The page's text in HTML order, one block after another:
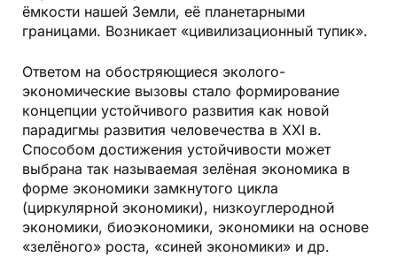
ёмкости нашей Земли, её планетарными
границами. Возникает «цивилизационный тупик».
Ответом на обостряющиеся эколого-
экономические вызовы стало формирование
концепции устойчивого развития как новой
парадигмы развития человечества в ХХI в.
Способом достижения устойчивости может
выбрана так называемая зелёная экономика в
форме экономики замкнутого цикла
(циркулярной экономики), низкоуглеродной
экономики, биоэкономики, экономики на основе
«зелёного» роста, «синей экономики» и др.